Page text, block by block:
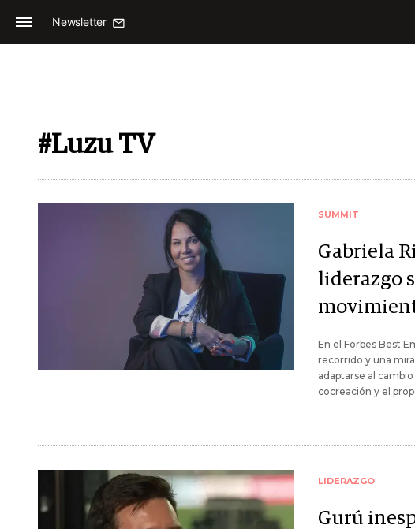
Newsletter
#Luzu TV
SUMMIT
Gabriela
liderazgo
En el Forbes Best
recorrido y una
adaptarse al
cocreación y el
LIDERAZGO
Gurú